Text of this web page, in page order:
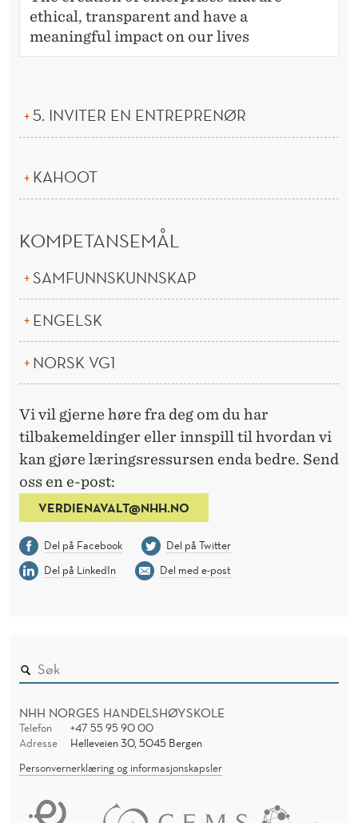
ethical, transparent and have a
meaningful impact on our lives
5. INVITER EN ENTREPRENØR
KAHOOT
KOMPETANSEMÅL
SAMFUNNSKUNNSKAP
ENGELSK
NORSK VG1
Vi vil gjerne høre fra deg om du har
tilbakemeldinger eller innspill til hvordan vi
kan gjøre læringsressursen enda bedre. Send
oss en e-post:
VERDIENAVALT@NHH.NO
Del på Facebook
Del på Twitter
Del på LinkedIn
Del med e-post
NHH NORGES HANDELSHØYSKOLE
Telefon
+47 55 95 90 00
Adresse
Helleveien 30, 5045 Bergen
Personvernerklæring og informasjonskapsler